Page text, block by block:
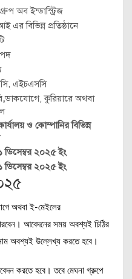
অব ইন্ডাস্ট্রিজ
এর বিভিন্ন প্রতিষ্ঠানে
পদ
এইচএসসি
,ডাকযোগে, কুরিয়ারে অথবা
ও কোম্পানির বিভিন্ন
ডিসেম্বর ২০২৫ ইং
২০২৫ ইং
অথবা ই-মেইলের
আবেদনের সময় অবশ্যই চিঠির
নাম অবশ্যই উল্লেখ্য করতে হবে।
করতে হবে। তবে মেঘনা গ্রুপে